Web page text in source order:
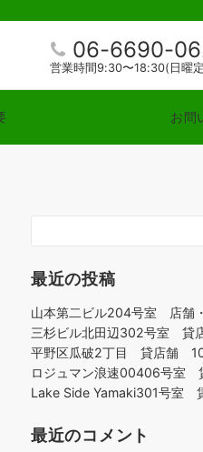
06-6690-
営業時間9:30〜18:30(日曜定
お問
最近の投稿
山本第二ビル204号室 店舗
三杉ビル北田辺302号室 貸
平野区瓜破2丁目 貸店舗
ロジュマン浪速00406号室
Lake Side Yamaki301号室
最近のコメント